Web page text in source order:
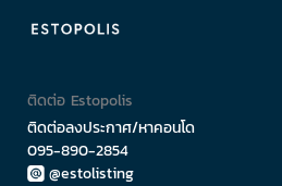
ติดต่อ Estopolis
ติดต่อลงประกาศ/หาคอนโด
095-890-2854
@estolisting